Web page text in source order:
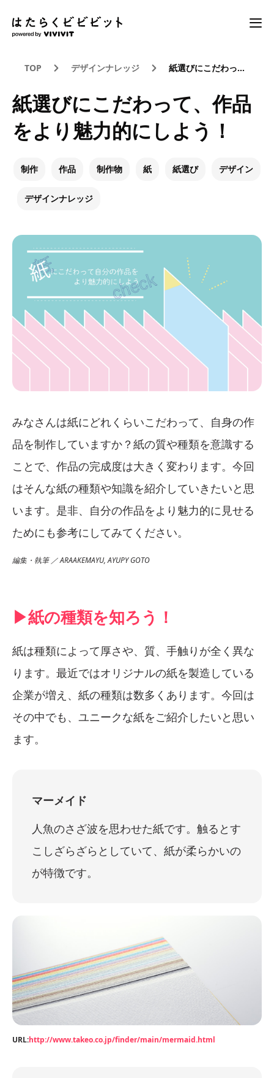
TOP デザインナレッジ 紙選びにこだわって、作品をより魅力的にしよう！
紙選びにこだわって、作品
をより魅力的にしよう！
制作 作品 制作物 紙 紙選び デザイン
デザインナレッジ
みなさんは紙にどれくらいこだわって、自身の作
品を制作していますか？紙の質や種類を意識する
ことで、作品の完成度は大きく変わります。今回
はそんな紙の種類や知識を紹介していきたいと思
います。是非、自分の作品をより魅力的に見せる
ためにも参考にしてみてください。
編集・執筆 ／ ARAAKEMAYU, AYUPY GOTO
▶︎紙の種類を知ろう！
紙は種類によって厚さや、質、手触りが全く異な
ります。最近ではオリジナルの紙を製造している
企業が増え、紙の種類は数多くあります。今回は
その中でも、ユニークな紙をご紹介したいと思い
ます。
マーメイド
人魚のさざ波を思わせた紙です。触るとす
こしざらざらとしていて、紙が柔らかいの
が特徴です。
URL:http://www.takeo.co.jp/finder/main/mermaid.html